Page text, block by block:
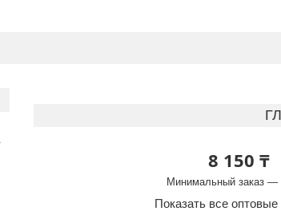
8 150 ₸
Минимальный заказ —
Показать все